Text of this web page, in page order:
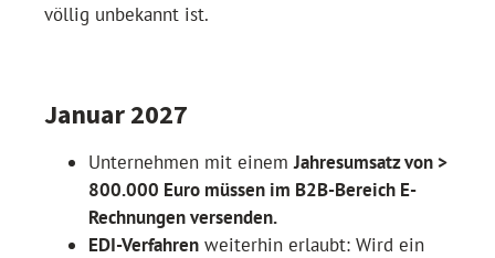
völlig unbekannt ist.
Januar 2027
Unternehmen mit einemJahresumsatz von >
800.000 Euro müssen im B2B-Bereich E-
Rechnungen versenden.
EDI-Verfahren weiterhin erlaubt: Wird ein